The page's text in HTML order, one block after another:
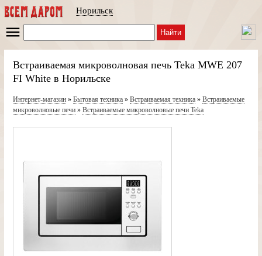
Норильск
Найти
Встраиваемая микроволновая печь Teka MWE 207
FI White в Норильске
Интернет-магазин» Бытовая техника» Встраиваемая техника» Встраиваемые
микроволновые печи» Встраиваемые микроволновые печи Teka